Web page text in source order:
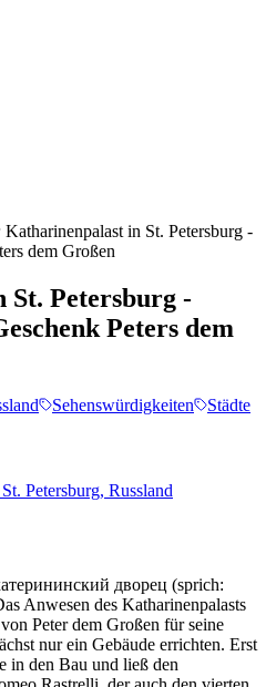
Katharinenpalast in St. Petersburg -
dem Großen
Petersburg -
Peters dem
Sehenswürdigkeiten Städte
Petersburg, Russland
дворец (sprich:
Anwesen des Katharinenpalasts
Peter dem Großen für seine
nur ein Gebäude errichten. Erst
in den Bau und ließ den